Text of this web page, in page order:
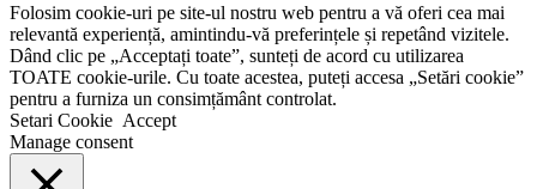
Folosim cookie-uri pe site-ul nostru web pentru a vă oferi cea mai
relevantă experiență, amintindu-vă preferințele și repetând vizitele.
Dând clic pe „Acceptați toate”, sunteți de acord cu utilizarea
TOATE cookie-urile. Cu toate acestea, puteți accesa „Setări cookie”
pentru a furniza un consimțământ controlat.
Setari Cookie Accept
Manage consent